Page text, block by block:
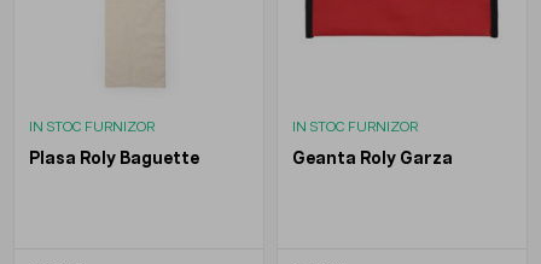
IN STOC FURNIZOR
Plasa Roly Baguette
IN STOC FURNIZOR
Geanta Roly Garza